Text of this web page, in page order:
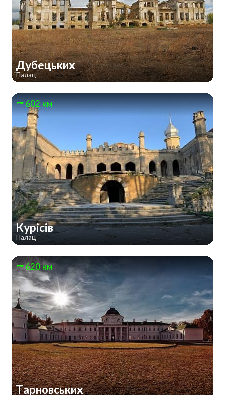
Дубецьких
Палац
602 км
Курісів
Палац
620 км
Тарновських